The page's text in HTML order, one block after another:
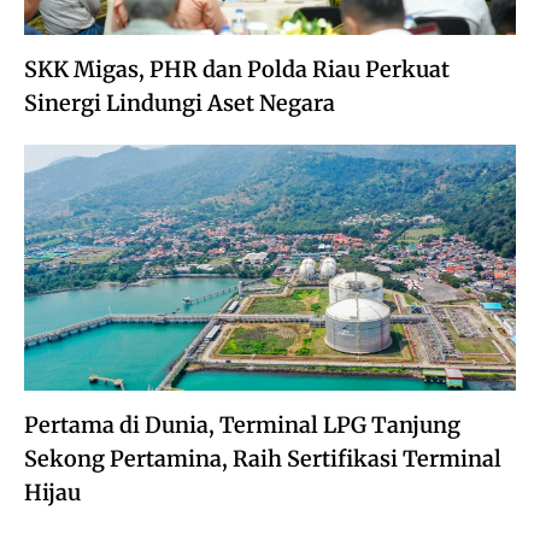
SKK Migas, PHR dan Polda Riau Perkuat
Sinergi Lindungi Aset Negara
Pertama di Dunia, Terminal LPG Tanjung
Sekong Pertamina, Raih Sertifikasi Terminal
Hijau